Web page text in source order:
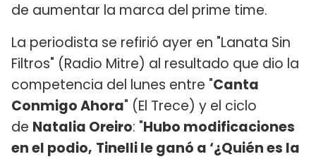
de aumentar la marca del prime time.
La periodista se refirió ayer en "Lanata Sin
Filtros" (Radio Mitre) al resultado que dio la
competencia del lunes entre "Canta
Conmigo Ahora" (El Trece) y el ciclo
de Natalia Oreiro: "Hubo modificaciones
en el podio, Tinelli le ganó a ‘¿Quién es la